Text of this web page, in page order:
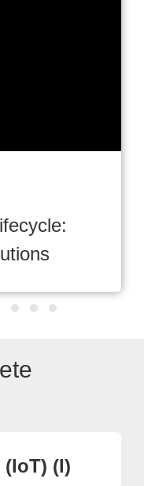
(I)